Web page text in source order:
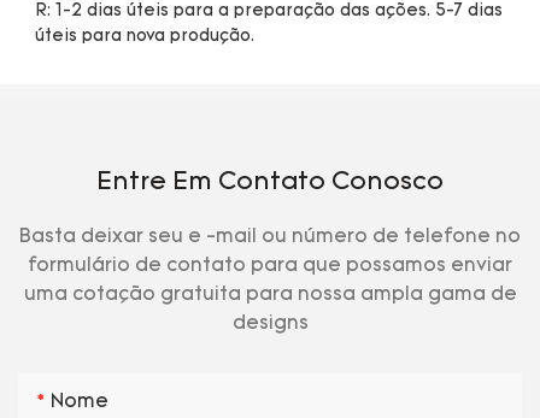
R: 1-2 dias úteis para a preparação das ações. 5-7 dias
Entre Em Contato Conosco
Basta deixar seu e -mail ou número de telefone no
formulário de contato para que possamos enviar
uma cotação gratuita para nossa ampla gama de
designs
Nome